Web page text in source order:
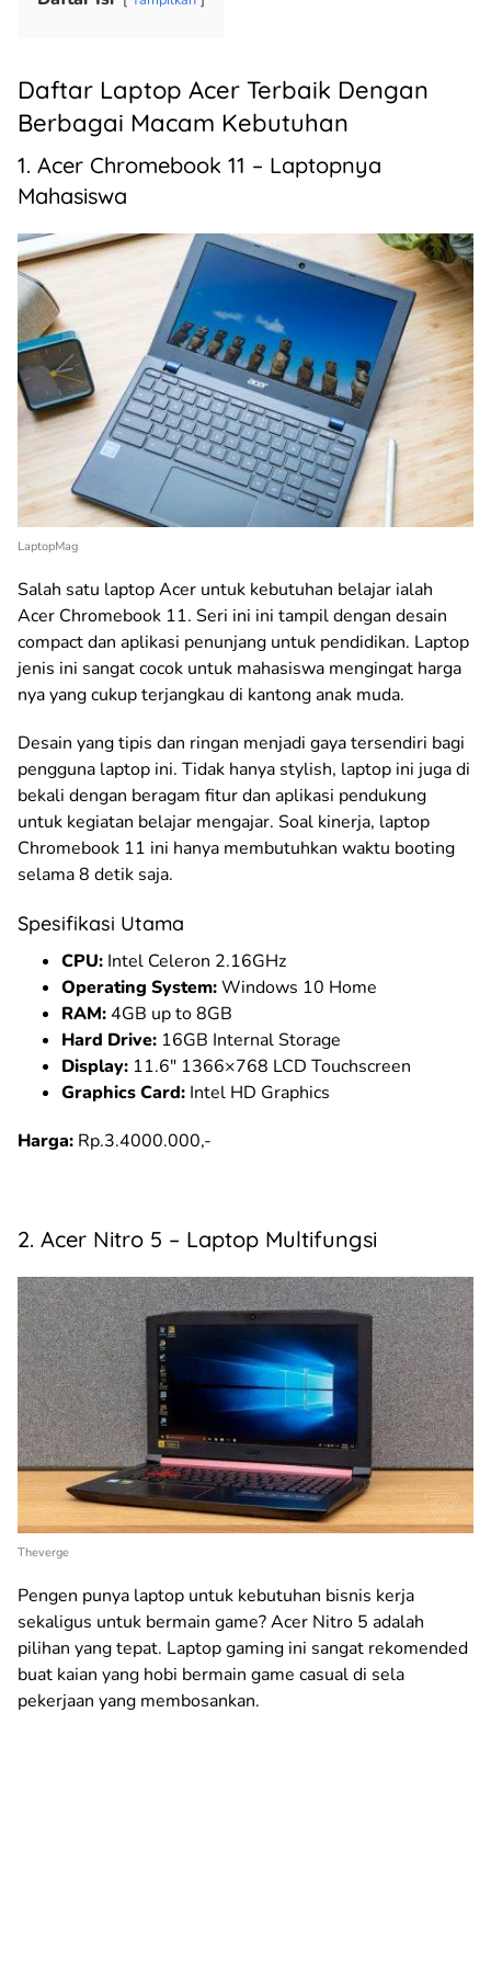
Daftar Laptop Acer Terbaik Dengan
Berbagai Macam Kebutuhan
1. Acer Chromebook 11 – Laptopnya
Mahasiswa
LaptopMag
Salah satu laptop Acer untuk kebutuhan belajar ialah
Acer Chromebook 11. Seri ini ini tampil dengan desain
compact dan aplikasi penunjang untuk pendidikan. Laptop
jenis ini sangat cocok untuk mahasiswa mengingat harga
nya yang cukup terjangkau di kantong anak muda.
Desain yang tipis dan ringan menjadi gaya tersendiri bagi
pengguna laptop ini. Tidak hanya stylish, laptop ini juga di
bekali dengan beragam fitur dan aplikasi pendukung
untuk kegiatan belajar mengajar. Soal kinerja, laptop
Chromebook 11 ini hanya membutuhkan waktu booting
selama 8 detik saja.
Spesifikasi Utama
CPU: Intel Celeron 2.16GHz
Operating System:Windows 10 Home
RAM:4GB up to 8GB
Hard Drive: 16GB Internal Storage
Display: 11.6″ 1366×768 LCD Touchscreen
Graphics Card: Intel HD Graphics
Harga: Rp.3.4000.000,-
2. Acer Nitro 5 – Laptop Multifungsi
Theverge
Pengen punya laptop untuk kebutuhan bisnis kerja
sekaligus untuk bermain game? Acer Nitro 5 adalah
pilihan yang tepat. Laptop gaming ini sangat rekomended
buat kaian yang hobi bermain game casual di sela
pekerjaan yang membosankan.